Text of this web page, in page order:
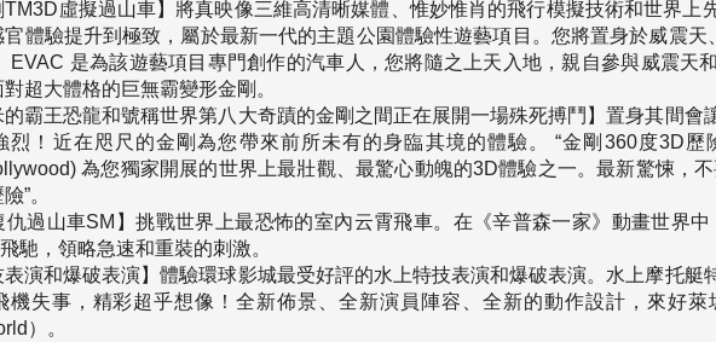
TM3D虛擬過山車】將真映像三維高清晰媒體、惟妙惟肖的飛行模擬技術和世界上
官體驗提升到極致，屬於最新一代的主題公園體驗性遊藝項目。您將置身於威震
EVAC 是為該遊藝項目專門創作的汽車人，您將隨之上天入地，親自參與威震天
超大體格的巨無霸變形金剛。
的霸王恐龍和號稱世界第八大奇蹟的金剛之間正在展開一場殊死搏鬥】置身其間會
烈！近在咫尺的金剛為您帶來前所未有的身臨其境的體驗。 “金剛360度3D歷
為您獨家開展的世界上最壯觀、最驚心動魄的3D體驗之一。最新驚悚，
”。
仇過山車SM】挑戰世界上最恐怖的室內云霄飛車。在《辛普森一家》動畫世界
馳，領略急速和重裝的刺激。
表演和爆破表演】體驗環球影城最受好評的水上特技表演和爆破表演。水上摩托艇
機失事，精彩超乎想像！全新佈景、全新演員陣容、全新的動作設計，來好
）。